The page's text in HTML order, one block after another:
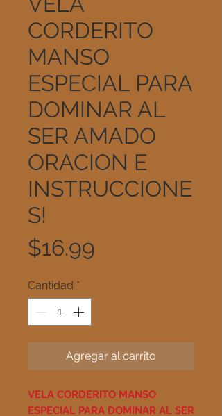
CORDERITO
MANSO
ESPECIAL PARA
DOMINAR AL
SER AMADO
ORACION E
INSTRUCCIONE
S!
$16.99
Cantidad *
Agregar al carrito
VELA CORDERITO MANSO
ESPECIAL PARA DOMINAR AL SER